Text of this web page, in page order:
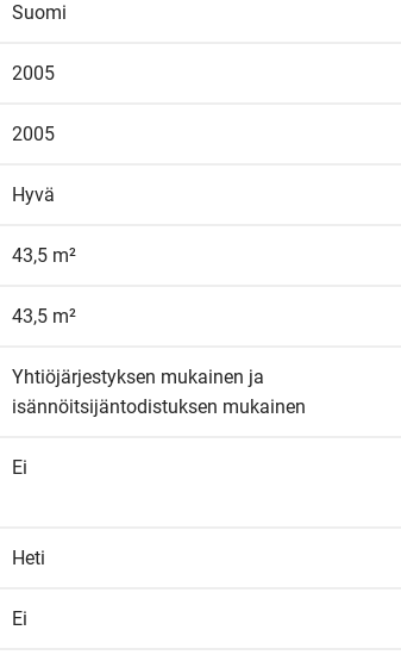
Suomi
2005
2005
Hyvä
43,5 m²
43,5 m²
Yhtiöjärjestyksen mukainen ja
isännöitsijäntodistuksen mukainen
Ei
Heti
Ei